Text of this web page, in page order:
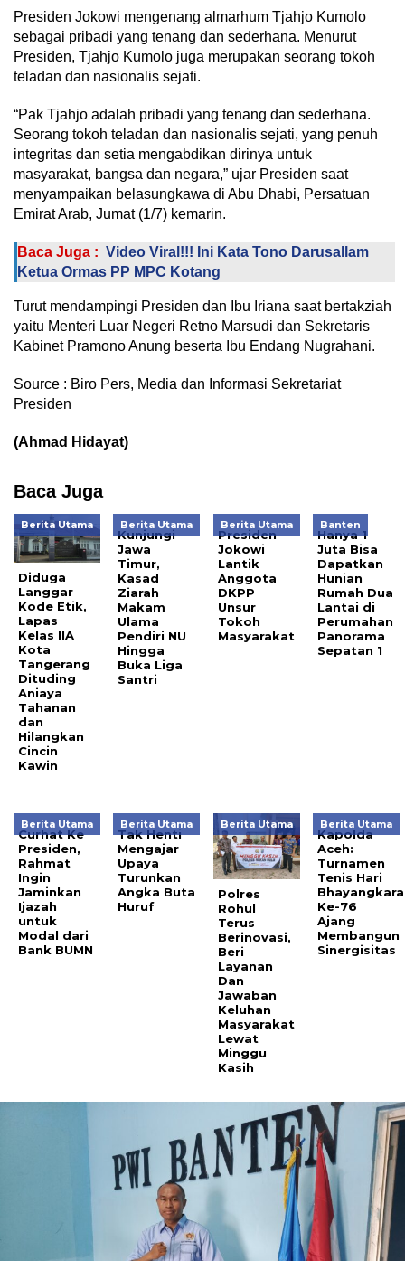
Presiden Jokowi mengenang almarhum Tjahjo Kumolo
sebagai pribadi yang tenang dan sederhana. Menurut
Presiden, Tjahjo Kumolo juga merupakan seorang tokoh
teladan dan nasionalis sejati.
“Pak Tjahjo adalah pribadi yang tenang dan sederhana.
Seorang tokoh teladan dan nasionalis sejati, yang penuh
integritas dan setia mengabdikan dirinya untuk
masyarakat, bangsa dan negara,” ujar Presiden saat
menyampaikan belasungkawa di Abu Dhabi, Persatuan
Emirat Arab, Jumat (1/7) kemarin.
Baca Juga : Video Viral!!! Ini Kata Tono Darusallam
Ketua Ormas PP MPC Kotang
Turut mendampingi Presiden dan Ibu Iriana saat bertakziah
yaitu Menteri Luar Negeri Retno Marsudi dan Sekretaris
Kabinet Pramono Anung beserta Ibu Endang Nugrahani.
Source : Biro Pers, Media dan Informasi Sekretariat
Presiden
(Ahmad Hidayat)
Baca Juga
Berita Utama
Diduga
Langgar
Kode Etik,
Lapas
Kelas IIA
Kota
Tangerang
Dituding
Aniaya
Tahanan
dan
Hilangkan
Cincin
Kawin
Berita Utama
Kunjungi
Jawa
Timur,
Kasad
Ziarah
Makam
Ulama
Pendiri NU
Hingga
Buka Liga
Santri
Berita Utama
Presiden
Jokowi
Lantik
Anggota
DKPP
Unsur
Tokoh
Masyarakat
Banten
Hanya 1
Juta Bisa
Dapatkan
Hunian
Rumah Dua
Lantai di
Perumahan
Panorama
Sepatan 1
Berita Utama
Curhat Ke
Presiden,
Rahmat
Ingin
Jaminkan
Ijazah
untuk
Modal dari
Bank BUMN
Berita Utama
Tak Henti
Mengajar
Upaya
Turunkan
Angka Buta
Huruf
Berita Utama
Polres
Rohul
Terus
Berinovasi,
Beri
Layanan
Dan
Jawaban
Keluhan
Masyarakat
Lewat
Minggu
Kasih
Berita Utama
Kapolda
Aceh:
Turnamen
Tenis Hari
Bhayangkara
Ke-76
Ajang
Membangun
Sinergisitas